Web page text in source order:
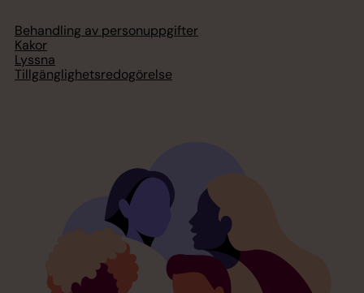
Behandling av personuppgifter
Kakor
Lyssna
Tillgänglighetsredogörelse